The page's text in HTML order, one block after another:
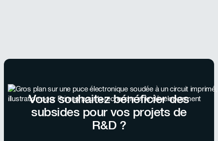
Vous souhaitez bénéficier des
subsides pour vos projets de
R&D ?